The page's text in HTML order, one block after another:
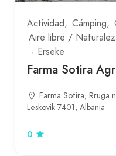
Actividad Cámping
Aire libre /
Erseke
Farma Sotira
Farma Sotira, Rruga
Leskovik 7401, Albania
0